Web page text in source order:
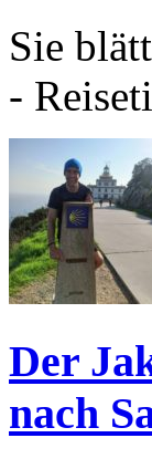
Sie
-
Der
nach